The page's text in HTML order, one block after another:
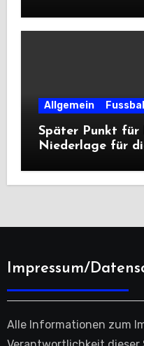
Allgemein Fussball
Später Punkt für
Niederlage für
Impressum/
Alle Informationen zum